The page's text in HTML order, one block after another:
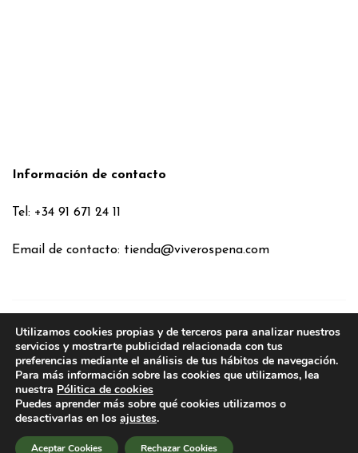
Información de contacto
Tel: +34 91 671 24 11
Email de contacto: tienda@viverospena.com
Condiciones generales
Aviso legal
Política de Cookies
Política de privacidad
Política de privacidad en RRSS
2026VIVEROS PEÑA . TODOS LOS DERECHOS RESERVADOS
Utilizamos cookies propias y de terceros para analizar nuestros
servicios y mostrarte publicidad relacionada con tus
preferencias mediante el análisis de tus hábitos de navegación.
Para más información sobre las cookies que utilizamos, lea
nuestra Pólitica de cookies
Puedes aprender más sobre qué cookies utilizamos o
desactivarlas en los ajustes.
Aceptar Cookies Rechazar Cookies